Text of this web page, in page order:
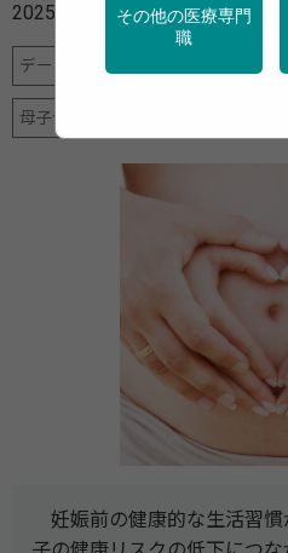
2025年01月14日
データヘルス計画 地域
母子保健
妊娠前の健康的な生活習
その他の医療専門
職